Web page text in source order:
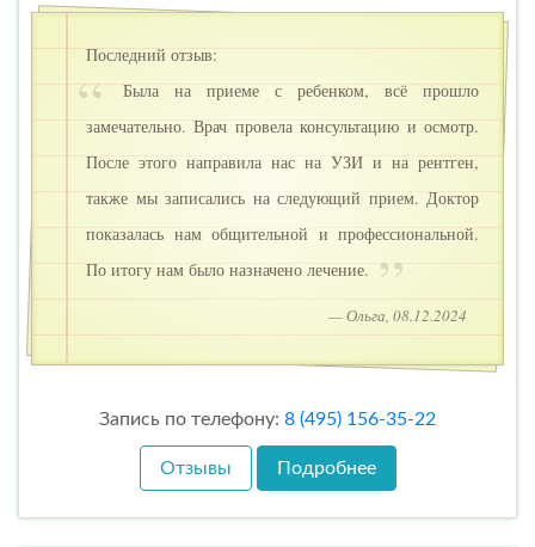
Последний отзыв:
Была на приеме с ребенком, всё прошло
замечательно. Врач провела консультацию и осмотр.
После этого направила нас на УЗИ и на рентген,
также мы записались на следующий прием. Доктор
показалась нам общительной и профессиональной.
По итогу нам было назначено лечение.
— Ольга, 08.12.2024
Запись по телефону: 8 (495) 156-35-22
Отзывы Подробнее